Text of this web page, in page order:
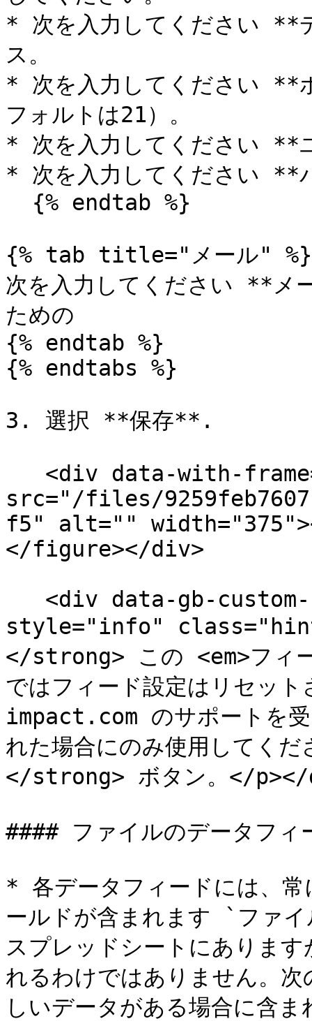
* 次を入力してください **
ス。
* 次を入力してください **
フォルトは21）。
* 次を入力してください **
* 次を入力してください **
{% tab title="メール" %}
次を入力してください **メ
ための
{% endtab %}
{% endtabs %}
3. 選択 **保存**.
src="/files/
f5" alt=""
</figure></div>
style="info"
</strong> この <em>フィ
ではフィード設定はリセッ
impact.com のサポートを受
れた場合にのみ使用してく
</strong> ボタン。</
#### ファイルのデータフィ
* 各データフィードには、常
ールドが含まれます `ファ
スプレッドシートにありま
れるわけではありません。
しいデータがある場合に含